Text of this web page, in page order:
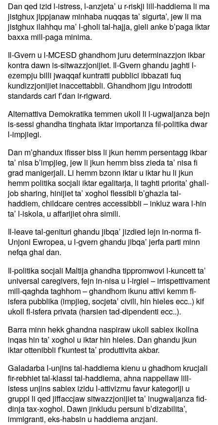
Dan qed izid l-istress, l-anzjeta’ u r-riskji lill-haddiema li ma
jistghux jippjanaw minhaba nuqqas ta’ sigurta’, jew li ma
jistghux ilahhqu ma’ l-gholi tal-hajja, gieli anke b’paga iktar
baxxa mill-paga minima.
Il-Gvern u l-MCESD ghandhom juru determinazzjon ikbar
kontra dawn is-sitwazzjonijiet. Il-Gvern ghandu jaghti l-
ezempju billi jwaqqaf kuntratti pubblici ibbazati fuq
kundizzjonijiet inaccettabbli. Ghandhom jigu introdotti
standards cari f’dan ir-rigward.
Alternattiva Demokratika temmen ukoll li l-ugwaljanza bejn
is-sessi ghandha tinghata iktar importanza fil-politika dwar
l-impjiegi.
Dan m’ghandux ifisser biss li jkun hemm persentagg ikbar
ta’ nisa b’impjieg, jew li jkun hemm biss zieda ta’ nisa fi
grad manigerjali. Li hemm bzonn iktar u iktar hu li jkun
hemm politika socjali iktar egalitarja, li taghti priorita’ ghall-
job sharing, hinijiet ta’ xoghol flessibli b’ghazla tal-
haddiem, childcare centres accessibbli – inkluz wara l-hin
ta’ l-iskola, u affarijiet ohra simili.
Il-leave tal-genituri ghandu jibqa’ jizdied lejn in-norma fl-
Unjoni Ewropea, u l-gvern ghandu jibqa’ jerfa parti minn
nefqa ghal dan.
Il-politika socjali Maltija ghandha tippromwovi l-kuncett ta’
universal caregivers, fejn in-nisa u l-irgiel – irrispettivament
mill-qaghda taghhom – ghandhom ikunu attivi kemm fl-
isfera pubblika (impjieg, socjeta’ civili, hin hieles ecc..) kif
ukoll fl-isfera privata (harsien tad-dipendenti ecc..).
Barra minn hekk ghandna naspiraw ukoll sabiex ikollna
inqas hin ta’ xoghol u iktar hin hieles. Dan ghandu jkun
iktar ottenibbli f’kuntest ta’ produttivita akbar.
Galadarba l-unjins tal-haddiema kienu u ghadhom krucjali
fir-rebhiet tal-klassi tal-haddiema, ahna nappellaw lill-
istess unjins sabiex izidu l-attivizmu favur kategoriji u
gruppi li qed jiffaccjaw sitwazzjonijiet ta’ inugwaljanza fid-
dinja tax-xoghol. Dawn jinkludu persuni b’dizabilita’,
immigranti, eks-habsin u haddiema anzjani.